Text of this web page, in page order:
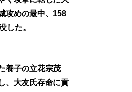
めの最中、158
た。
子の立花宗茂
大友氏存命に貢